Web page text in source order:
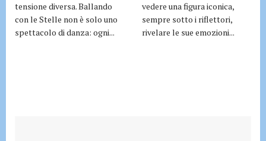
tensione diversa. Ballando
con le Stelle non è solo uno
spettacolo di danza: ogni...
vedere una figura iconica,
sempre sotto i riflettori,
rivelare le sue emozioni...